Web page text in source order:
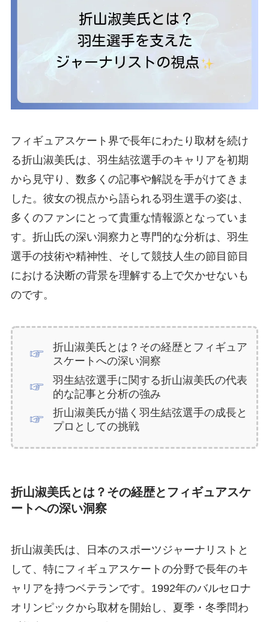
フィギュアスケート界で長年にわたり取材を続け
る折山淑美氏は、羽生結弦選手のキャリアを初期
から見守り、数多くの記事や解説を手がけてきま
した。彼女の視点から語られる羽生選手の姿は、
多くのファンにとって貴重な情報源となっていま
す。折山氏の深い洞察力と専門的な分析は、羽生
選手の技術や精神性、そして競技人生の節目節目
における決断の背景を理解する上で欠かせないも
のです。
折山淑美氏とは？その経歴とフィギュア
スケートへの深い洞察
羽生結弦選手に関する折山淑美氏の代表
的な記事と分析の強み
折山淑美氏が描く羽生結弦選手の成長と
プロとしての挑戦
折山淑美氏とは？その経歴とフィギュアスケ
ートへの深い洞察
折山淑美氏は、日本のスポーツジャーナリストと
して、特にフィギュアスケートの分野で長年のキ
ャリアを持つベテランです。1992年のバルセロナ
オリンピックから取材を開始し、夏季・冬季問わ